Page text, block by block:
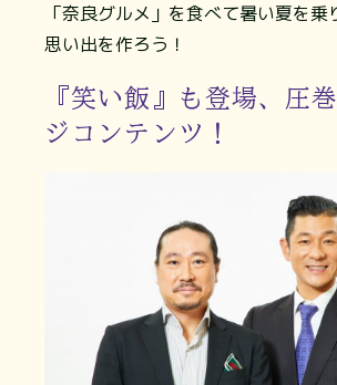
「奈良グルメ」を食べて暑い夏を乗
思い出を作ろう！
『笑い飯』も登場、圧
ジコンテンツ！